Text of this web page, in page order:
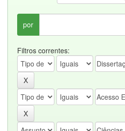
por
Filtros correntes: